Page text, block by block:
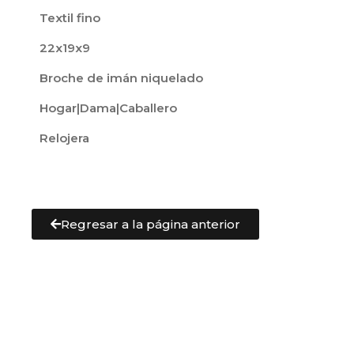
Textil fino
22x19x9
Broche de imán niquelado
Hogar|Dama|Caballero
Relojera
Regresar a la página anterior